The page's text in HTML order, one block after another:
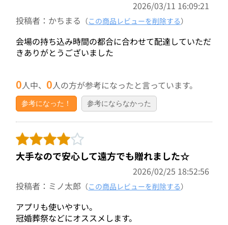
2026/03/11 16:09:21
投稿者：かちまる （この商品レビューを削除する）
会場の持ち込み時間の都合に合わせて配達していただ
きありがとうございました
0人中、0人の方が参考になったと言っています。
参考になった！ 参考にならなかった
大手なので安心して遠方でも贈れました☆
2026/02/25 18:52:56
投稿者：ミノ太郎 （この商品レビューを削除する）
アプリも使いやすい。
冠婚葬祭などにオススメします。